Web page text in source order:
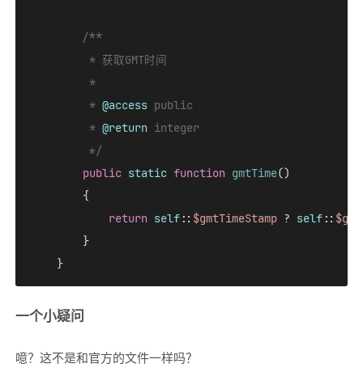
/**
         * 获取GMT时间
         *
         *
@access public
         *
@return integer
         */
public static function gmtTime()
{
return self:: $gmtTimeStamp ? self::
        }
    }
一个小疑问
噫？这不是和官方的文件一样吗？